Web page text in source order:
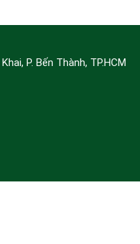
P. Bến Thành, TP.HCM